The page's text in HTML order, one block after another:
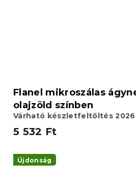
Flanel mikroszálas
olajzöld színben
Várható készletfeltöltés
5 532 Ft
Újdonság